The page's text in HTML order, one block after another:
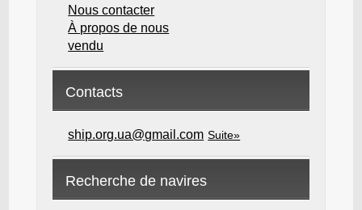
Nous contacter
À propos de nous
vendu
Contacts
ship.org.ua@gmail.com Suite»
Recherche de navires